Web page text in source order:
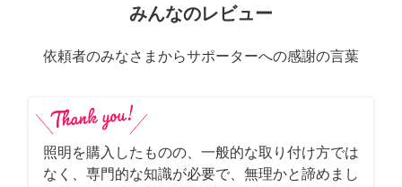
みんなのレビュー
依頼者のみなさまからサポーターへの感謝の言葉
照明を購入したものの、一般的な取り付け方では
なく、専門的な知識が必要で、無理かと諦めまし